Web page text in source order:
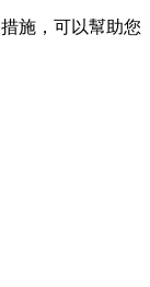
施，可以幫助您